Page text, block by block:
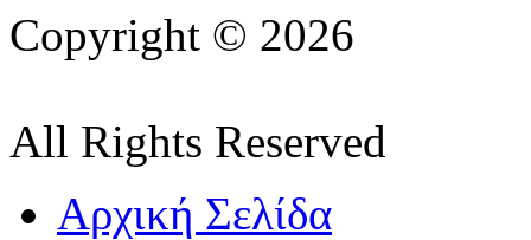
Copyright © 2026
All Rights Reserved
Αρχική Σελίδα